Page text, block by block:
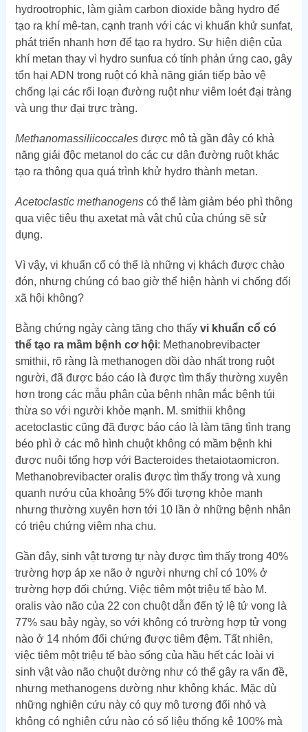
hydrootrophic, làm giảm carbon dioxide bằng hydro để
tạo ra khí mê-tan, cạnh tranh với các vi khuẩn khử sunfat,
phát triển nhanh hơn để tạo ra hydro. Sự hiện diện của
khí metan thay vì hydro sunfua có tính phản ứng cao, gây
tổn hại ADN trong ruột có khả năng gián tiếp bảo vệ
chống lại các rối loạn đường ruột như viêm loét đại tràng
và ung thư đại trực tràng.
Methanomassiliicoccalesđược mô tả gần đây có khả
năng giải độc metanol do các cư dân đường ruột khác
tạo ra thông qua quá trình khử hydro thành metan.
Acetoclastic methanogenscó thể làm giảm béo phì thông
qua việc tiêu thụ axetat mà vật chủ của chúng sẽ sử
dụng.
Vì vậy, vi khuẩn cổ có thể là những vị khách được chào
đón, nhưng chúng có bao giờ thể hiện hành vi chống đối
xã hội không?
Bằng chứng ngày càng tăng cho thấy vi khuẩn cổ có
thể tạo ra mầm bệnh cơ hội: Methanobrevibacter
smithii, rõ ràng là methanogen dồi dào nhất trong ruột
người, đã được báo cáo là được tìm thấy thường xuyên
hơn trong các mẫu phân của bệnh nhân mắc bệnh túi
thừa so với người khỏe mạnh. M. smithii không
acetoclastic cũng đã được báo cáo là làm tăng tình trạng
béo phì ở các mô hình chuột không có mầm bệnh khi
được nuôi tổng hợp với Bacteroides thetaiotaomicron.
Methanobrevibacter oralis được tìm thấy trong và xung
quanh nướu của khoảng 5% đối tượng khỏe mạnh
nhưng thường xuyên hơn tới 10 lần ở những bệnh nhân
có triệu chứng viêm nha chu.
Gần đây, sinh vật tương tự này được tìm thấy trong 40%
trường hợp áp xe não ở người nhưng chỉ có 10% ở
trường hợp đối chứng. Việc tiêm một triệu tế bào M.
oralis vào não của 22 con chuột dẫn đến tỷ lệ tử vong là
77% sau bảy ngày, so với không có trường hợp tử vong
nào ở 14 nhóm đối chứng được tiêm đệm. Tất nhiên,
việc tiêm một triệu tế bào sống của hầu hết các loài vi
sinh vật vào não chuột dường như có thể gây ra vấn đề,
nhưng methanogens dường như không khác. Mặc dù
những nghiên cứu này có quy mô tương đối nhỏ và
không có nghiên cứu nào có số liệu thống kê 100% mà